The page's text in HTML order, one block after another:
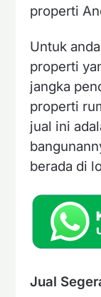
properti
Untuk
properti
jangka
properti
jual ini
berada di
Jual